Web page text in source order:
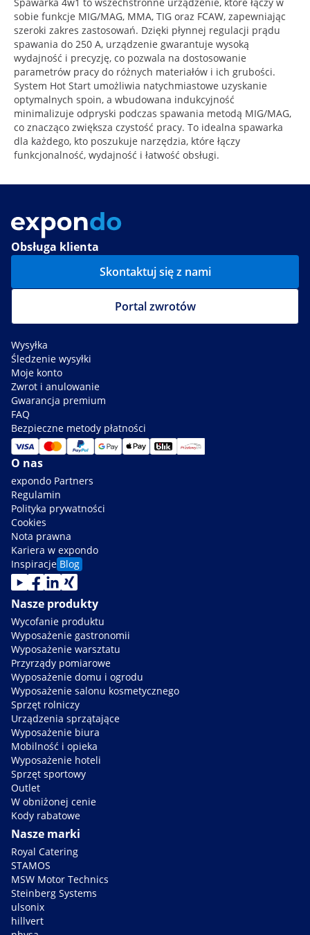
sobie funkcje MIG/MAG, MMA, TIG oraz FCAW, zapewniając
szeroki zakres zastosowań. Dzięki płynnej regulacji prądu
spawania do 250 A, urządzenie gwarantuje wysoką
wydajność i precyzję, co pozwala na dostosowanie
parametrów pracy do różnych materiałów i ich grubości.
System Hot Start umożliwia natychmiastowe uzyskanie
optymalnych spoin, a wbudowana indukcyjność
minimalizuje odpryski podczas spawania metodą MIG/MAG,
co znacząco zwiększa czystość pracy. To idealna spawarka
dla każdego, kto poszukuje narzędzia, które łączy
funkcjonalność, wydajność i łatwość obsługi.
Obsługa klienta
Skontaktuj się z nami
Portal zwrotów
Wysyłka
Śledzenie wysyłki
Moje konto
Zwrot i anulowanie
Gwarancja premium
FAQ
Bezpieczne metody płatności
O nas
expondo Partners
Regulamin
Polityka prywatności
Cookies
Nota prawna
Kariera w expondo
Inspiracje Blog
Nasze produkty
Wycofanie produktu
Wyposażenie gastronomii
Wyposażenie warsztatu
Przyrządy pomiarowe
Wyposażenie domu i ogrodu
Wyposażenie salonu kosmetycznego
Sprzęt rolniczy
Urządzenia sprzątające
Wyposażenie biura
Mobilność i opieka
Wyposażenie hoteli
Sprzęt sportowy
Outlet
W obniżonej cenie
Kody rabatowe
Nasze marki
Royal Catering
STAMOS
MSW Motor Technics
Steinberg Systems
ulsonix
hillvert